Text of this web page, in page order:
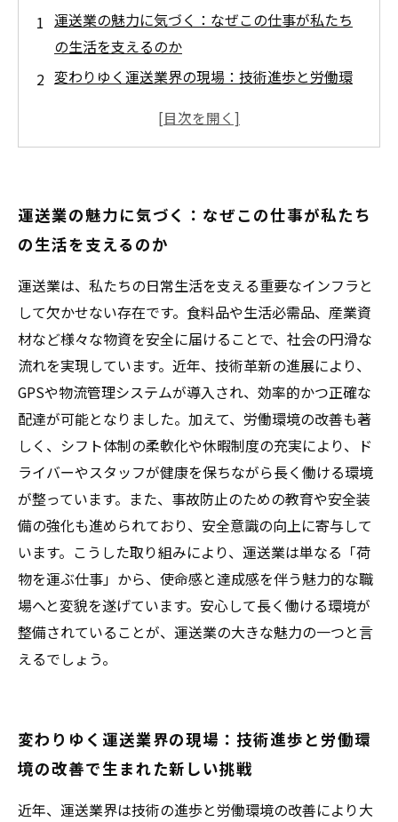
運送業の魅力に気づく：なぜこの仕事が私たち
の生活を支えるのか
変わりゆく運送業界の現場：技術進歩と労働環
働きやすい環境づくりの取り組み：シフト体制
もたらす健康と安全な働き方
長く続けられる運送業の魅力まとめ：安定とや
りがいが両立する理由とは
運送業の仕事内容を知ろう：日々の業務とその
やりがいに迫る
未来の運送業界に期待すること：最新技術と共
に変わる働き方の未来像
運送業の魅力に気づく：なぜこの仕事が私たち
の生活を支えるのか
運送業は、私たちの日常生活を支える重要なインフラと
して欠かせない存在です。食料品や生活必需品、産業資
材など様々な物資を安全に届けることで、社会の円滑な
流れを実現しています。近年、技術革新の進展により、
GPSや物流管理システムが導入され、効率的かつ正確な
配達が可能となりました。加えて、労働環境の改善も著
しく、シフト体制の柔軟化や休暇制度の充実により、ド
ライバーやスタッフが健康を保ちながら長く働ける環境
が整っています。また、事故防止のための教育や安全装
備の強化も進められており、安全意識の向上に寄与して
います。こうした取り組みにより、運送業は単なる「荷
物を運ぶ仕事」から、使命感と達成感を伴う魅力的な職
場へと変貌を遂げています。安心して長く働ける環境が
整備されていることが、運送業の大きな魅力の一つと言
えるでしょう。
変わりゆく運送業界の現場：技術進歩と労働環
境の改善で生まれた新しい挑戦
近年、運送業界は技術の進歩と労働環境の改善により大